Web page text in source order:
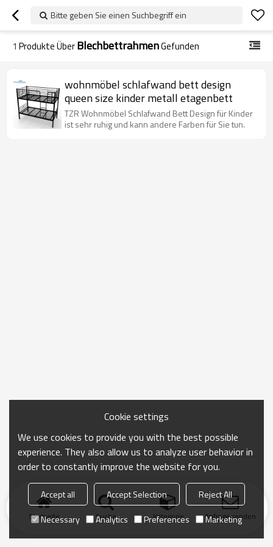
Bitte geben Sie einen Suchbegriff ein
1 Produkte ÜberBlechbettrahmenGefunden
wohnmöbel schlafwand bett design
queen size kinder metall etagenbett
TZR Wohnmöbel Schlafwand Bett Design für Kinder
ist sehr ruhig und kann andere Farben für Sie tun.
Startseite Suche Kategorie Anfrage senden
Cookie settings
We use cookies to provide you with the best possible
experience. They also allow us to analyze user behavior in
order to constantly improve the website for you.
Accept all Accept Selection
Reject All
Necessary
Analytics Preferences Marketing